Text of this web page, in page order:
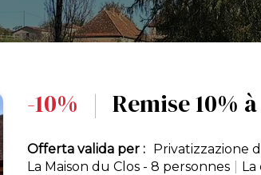
-10% | Remise 10%
Offerta valida per : Privatizzazione
La Maison du Clos - 8 personnes